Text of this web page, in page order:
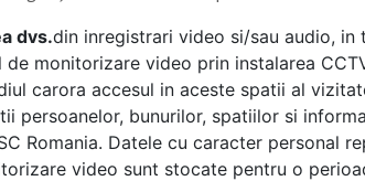
dvs.din inregistrari video si/sau audio, in
de monitorizare video prin instalarea
carora accesul in aceste spatii al
persoanelor, bunurilor, spatiilor si
Romania. Datele cu caracter personal
video sunt stocate pentru o